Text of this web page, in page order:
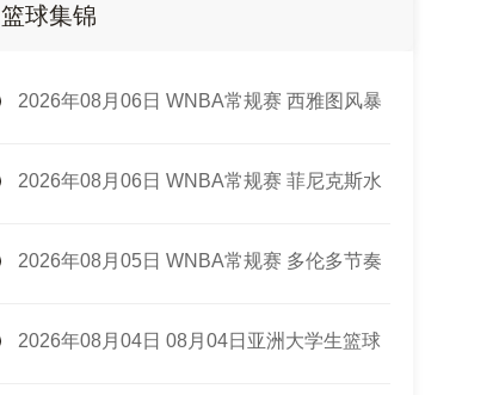
篮球集锦
2026年08月06日 WNBA常规赛 西雅图风暴
2026年08月06日 WNBA常规赛 菲尼克斯水
2026年08月05日 WNBA常规赛 多伦多节奏
2026年08月04日 08月04日亚洲大学生篮球